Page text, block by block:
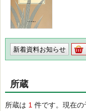
新着資料お知らせ
所蔵
所蔵は 1 件です。現在の